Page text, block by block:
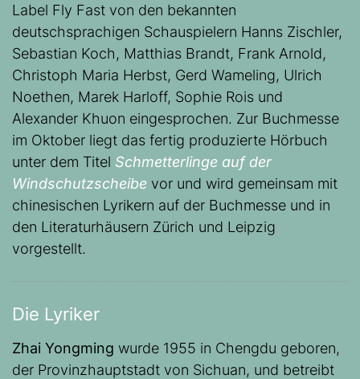
Label Fly Fast von den bekannten
deutschsprachigen Schauspielern Hanns Zischler,
Sebastian Koch, Matthias Brandt, Frank Arnold,
Christoph Maria Herbst, Gerd Wameling, Ulrich
Noethen, Marek Harloff, Sophie Rois und
Alexander Khuon eingesprochen. Zur Buchmesse
im Oktober liegt das fertig produzierte Hörbuch
unter dem Titel Schmetterlinge auf der
Windschutzscheibe vor und wird gemeinsam mit
chinesischen Lyrikern auf der Buchmesse und in
den Literaturhäusern Zürich und Leipzig
vorgestellt.
Die Lyriker
Zhai Yongming wurde 1955 in Chengdu geboren,
der Provinzhauptstadt von Sichuan, und betreibt